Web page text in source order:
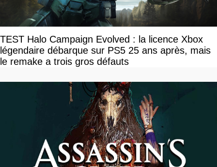
TEST Halo Campaign Evolved : la licence Xbox
légendaire débarque sur PS5 25 ans après, mais
le remake a trois gros défauts